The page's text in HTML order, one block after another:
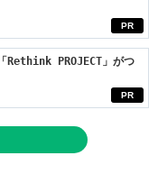
PR
PR
Rethink PROJECT」がつ